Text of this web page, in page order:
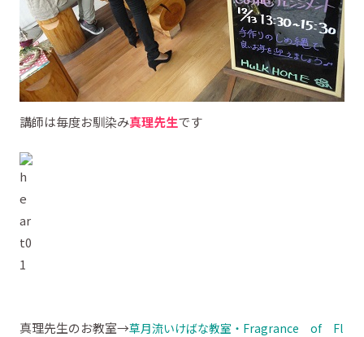
講師は毎度お馴染み真理先生です
真理先生のお教室→草月流いけばな教室・Fragrance of Fl